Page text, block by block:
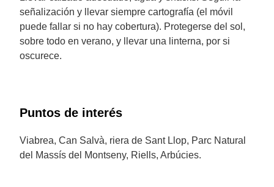
señalización y llevar siempre cartografía (el móvil
puede fallar si no hay cobertura). Protegerse del sol,
sobre todo en verano, y llevar una linterna, por si
oscurece.
Puntos de interés
Viabrea, Can Salvà, riera de Sant Llop, Parc Natural
del Massís del Montseny, Riells, Arbúcies.